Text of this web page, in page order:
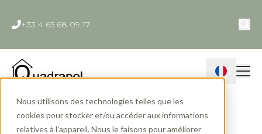
Nous utilisons des technologies telles que les
cookies pour stocker et/ou accéder aux informations
relatives à l'appareil. Nous le faisons pour améliorer
+33 4 65 68 09 17
Accueil » Gammes » Tiny House » Hirondelle